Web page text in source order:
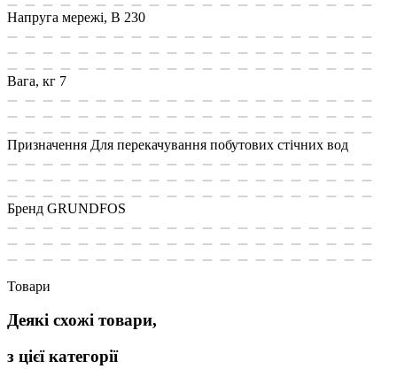
Напруга мережі, В 230
Вага, кг 7
Призначення Для перекачування побутових стічних вод
Бренд GRUNDFOS
Товари
Деякі схожі товари,
з цієї категорії